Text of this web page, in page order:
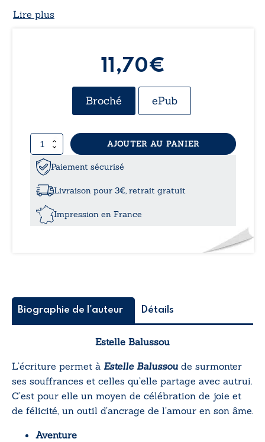
Lire plus
11,70€
Broché ePub
quantité
de
La
poésie
des
AJOUTER AU PANIER
Paiement sécurisé
Livraison pour 3€, retrait gratuit
Impression en France
Biographie de l'auteur Détails
Estelle Balussou
L’écriture permet à Estelle Balussou de surmonter
ses souffrances et celles qu’elle partage avec autrui.
C’est pour elle un moyen de célébration de joie et
de félicité, un outil d’ancrage de l’amour en son âme.
Aventure